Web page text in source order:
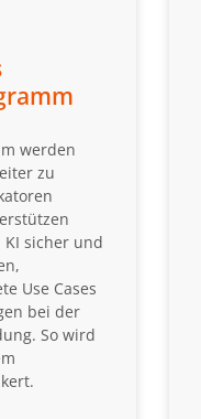
werden
zu
KI sicher und
Use Cases
bei der
So wird